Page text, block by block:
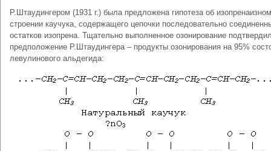
Р.Штаудингером (1931 г.) была предложена гипотеза об изопренаизном
строении каучука, содержащего цепочки последовательно
остатков изопрена. Тщательно выполненное озонирование
предположение Р.Штаудингера – продукты озонирования на 95%
левулинового альдегида: